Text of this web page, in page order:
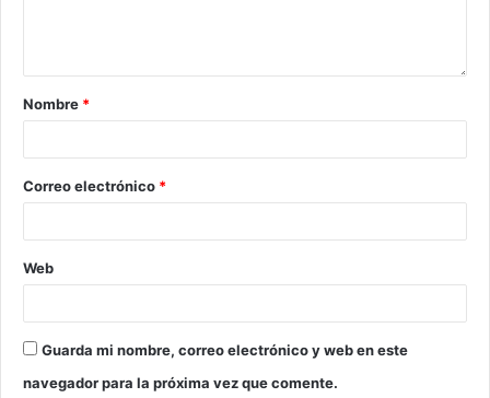
Nombre *
Correo electrónico *
Web
Guarda mi nombre, correo electrónico y web en este
navegador para la próxima vez que comente.